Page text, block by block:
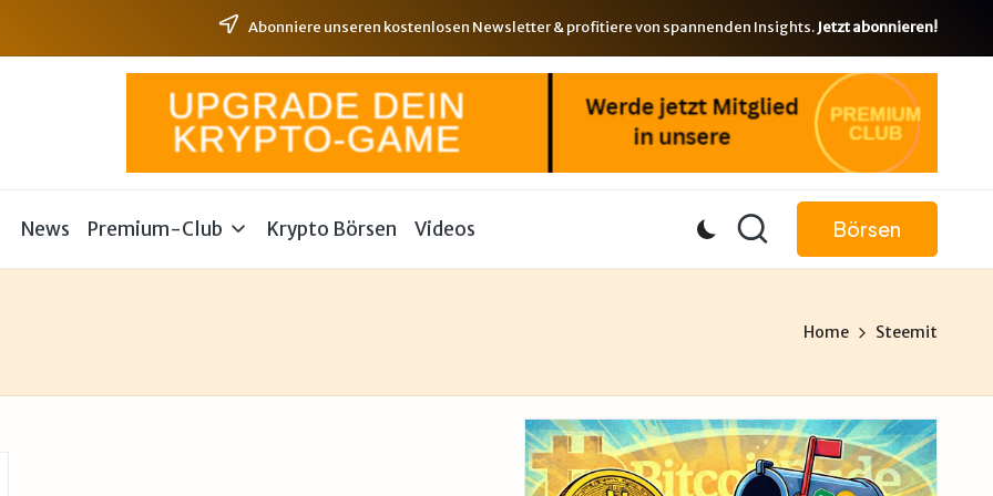
Abonniere unseren kostenlosen Newsletter & profitiere von spannenden Insights.Jetzt abonnieren!
News Premium-Club Krypto Börsen Videos Börsen
Home Steemit